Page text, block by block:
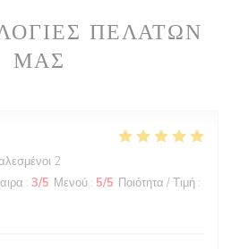
ΠΕΛΑΤΏΝ
ΜΑΣ
2
: 3/5 Μενού : 5/5 Ποιότητα / Τιμή :